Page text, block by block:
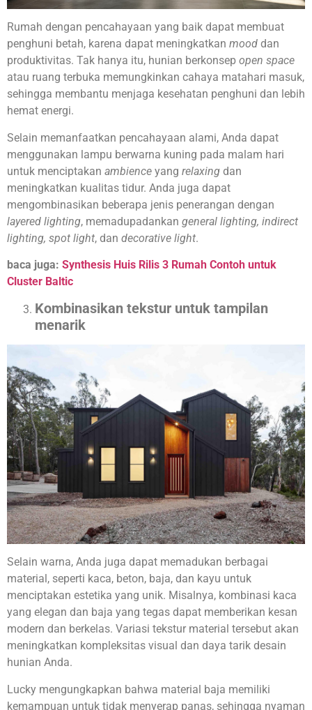
Rumah dengan pencahayaan yang baik dapat membuat
penghuni betah, karena dapat meningkatkan mood dan
produktivitas. Tak hanya itu, hunian berkonsep open space
atau ruang terbuka memungkinkan cahaya matahari masuk,
sehingga membantu menjaga kesehatan penghuni dan lebih
hemat energi.
Selain memanfaatkan pencahayaan alami, Anda dapat
menggunakan lampu berwarna kuning pada malam hari
untuk menciptakan ambience yang relaxing dan
meningkatkan kualitas tidur. Anda juga dapat
mengombinasikan beberapa jenis penerangan dengan
layered lighting, memadupadankan general lighting, indirect
lighting, spot light, dan decorative light.
baca juga: Synthesis Huis Rilis 3 Rumah Contoh untuk
Cluster Baltic
Kombinasikan tekstur untuk tampilan
menarik
Selain warna, Anda juga dapat memadukan berbagai
material, seperti kaca, beton, baja, dan kayu untuk
menciptakan estetika yang unik. Misalnya, kombinasi kaca
yang elegan dan baja yang tegas dapat memberikan kesan
modern dan berkelas. Variasi tekstur material tersebut akan
meningkatkan kompleksitas visual dan daya tarik desain
hunian Anda.
Lucky mengungkapkan bahwa material baja memiliki
kemampuan untuk tidak menyerap panas, sehingga nyaman